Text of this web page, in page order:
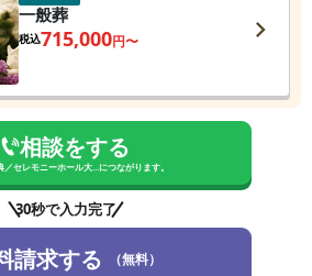
一般葬
税込715,000円〜
相談をする
／セレモニーホール大...につながります。
30秒で入力完了
請求する （無料）